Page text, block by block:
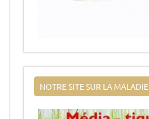
NOTRE SITE SUR LA MALADIE